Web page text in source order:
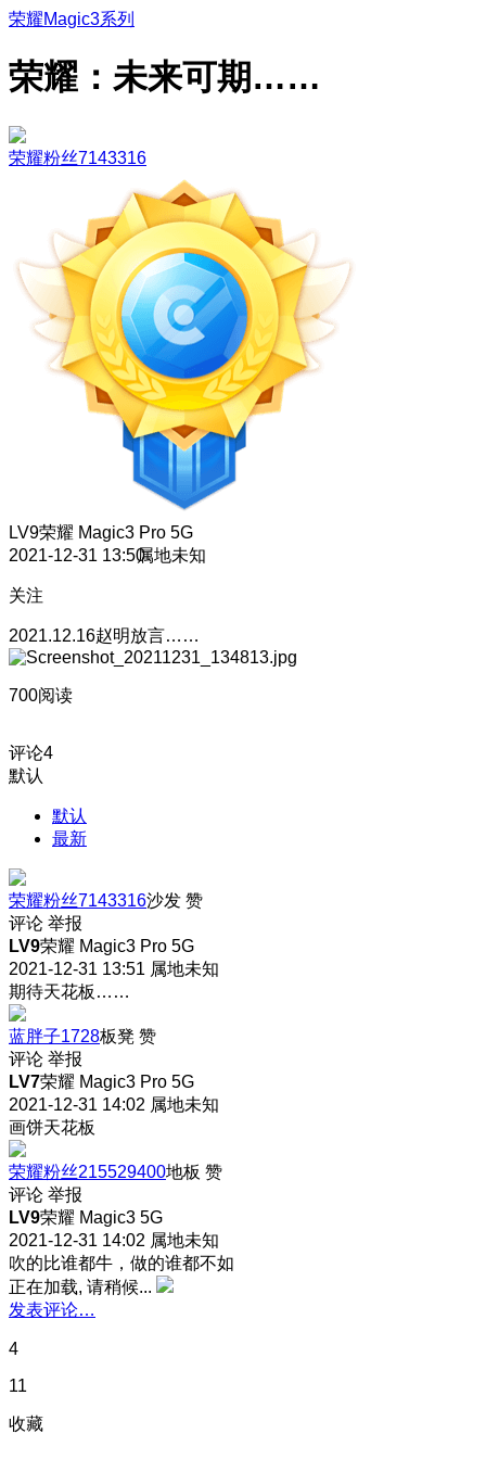
荣耀Magic3系列
荣耀：未来可期……
荣耀粉丝7143316
LV9荣耀 Magic3 Pro 5G
2021-12-31 13:50属地未知
关注
2021.12.16赵明放言……
700阅读
评论4
默认
默认
最新
荣耀粉丝7143316沙发 赞
评论 举报
LV9荣耀 Magic3 Pro 5G
2021-12-31 13:51 属地未知
期待天花板……
蓝胖子1728板凳 赞
评论 举报
LV7荣耀 Magic3 Pro 5G
2021-12-31 14:02 属地未知
画饼天花板
荣耀粉丝215529400地板 赞
评论 举报
LV9荣耀 Magic3 5G
2021-12-31 14:02 属地未知
吹的比谁都牛，做的谁都不如
正在加载, 请稍候...
发表评论…
4
11
收藏